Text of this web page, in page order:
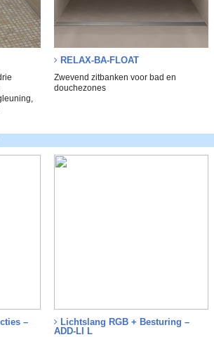
RELAX-BA-FLOAT
Zwevend zitbanken voor bad en
douchezones
–
Lichtslang RGB + Besturing –
ADD-LI L